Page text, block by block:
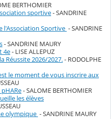
BERTHOMIER
sportive- SANDRINE
l'Association Sportive - SANDRINE
- SANDRINE MAURY
4e- LISE ALLEPUZ
Réussite 2026/2027.- RODOLPHE
le moment de vous inscrire aux
- SALOME BERTHOMIER
les élèves
olympique - SANDRINE MAURY